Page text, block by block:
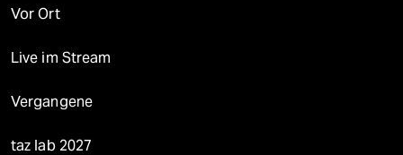
Vor Ort
Live im Stream
Vergangene
taz lab 2027